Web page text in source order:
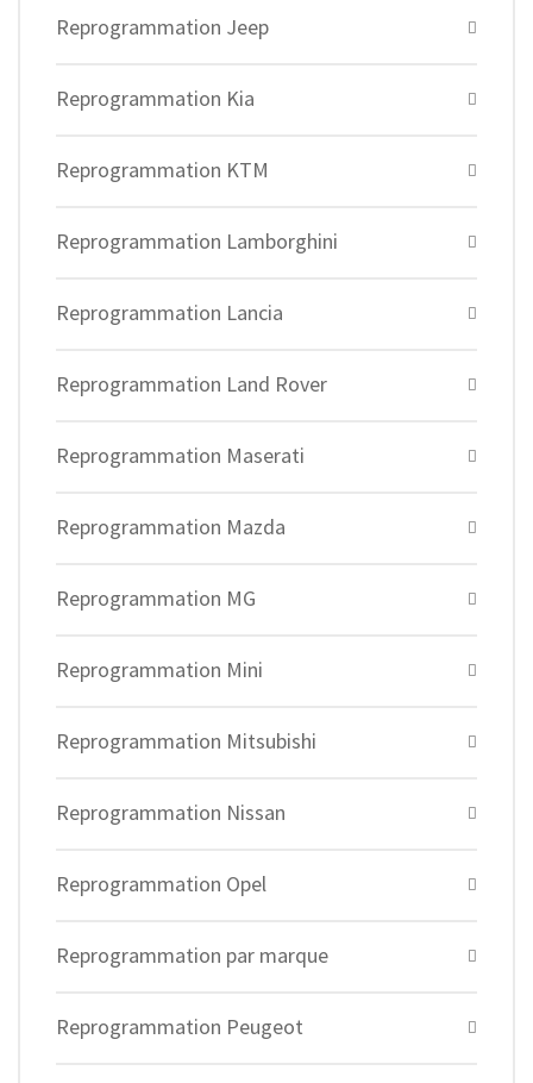
Reprogrammation Jeep
Reprogrammation Kia
Reprogrammation KTM
Reprogrammation Lamborghini
Reprogrammation Lancia
Reprogrammation Land Rover
Reprogrammation Maserati
Reprogrammation Mazda
Reprogrammation MG
Reprogrammation Mini
Reprogrammation Mitsubishi
Reprogrammation Nissan
Reprogrammation Opel
Reprogrammation par marque
Reprogrammation Peugeot